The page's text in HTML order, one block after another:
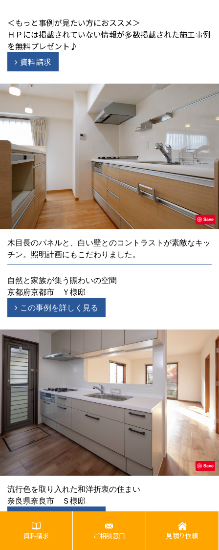
＜もっと事例が見たい方におススメ＞
ＨＰには掲載されていない情報が多数掲載された施工事例
を無料プレゼント♪
資料請求
Save
木目長のパネルと、白い壁とのコントラストが素敵なキッ
チン。照明計画にもこだわりました。
自然と家族が集う賑わいの空間
京都府京都市 Ｙ様邸
この事例を詳しく見る
Save
流行色を取り入れた和洋折衷の住まい
奈良県奈良市 Ｓ様邸
資料請求 ご相談窓口 見積り依頼